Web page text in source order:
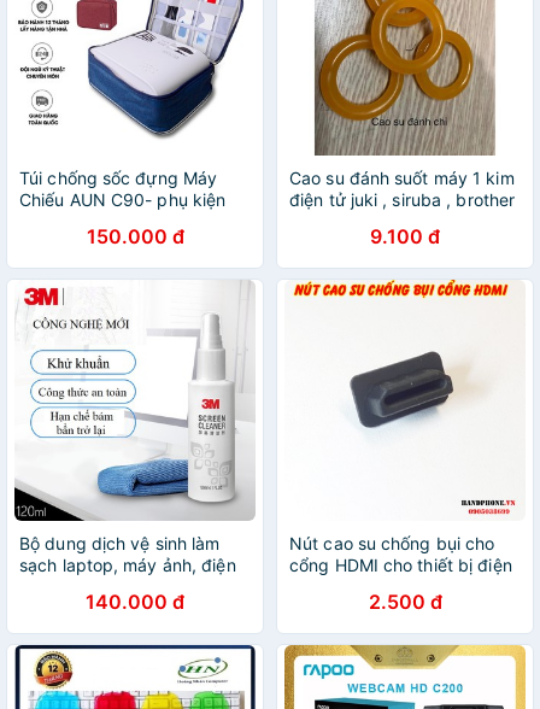
Túi chống sốc đựng Máy
Chiếu AUN C90- phụ kiện
150.000 đ
Cao su đánh suốt máy 1 kim
điện tử juki , siruba , brother
9.100 đ
Bộ dung dịch vệ sinh làm
sạch laptop, máy ảnh, điện
3M thương hiệu Mỹ
140.000 đ
Nút cao su chống bụi cho
cổng HDMI cho thiết bị điện
hình, máy chiếu...
2.500 đ